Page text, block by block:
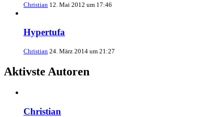
Christian 12. Mai 2012 um 17:46
Hypertufa
Christian 24. März 2014 um 21:27
Aktivste Autoren
Christian